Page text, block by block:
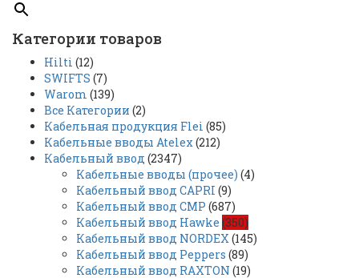
Категории товаров
Hilti (12)
SWIFTS (7)
Warom (139)
Все Категории (2)
Кабельная продукция Flei (85)
Кабельные вводы Atelex(212)
Кабельный ввод (2347)
Кабельные вводы (прочее) (4)
Кабельный ввод CAPRI (9)
Кабельный ввод CMP (687)
Кабельный ввод Hawke (350)
Кабельный ввод NORDEX(145)
Кабельный ввод Peppers (89)
Кабельный ввод RAXTON (19)